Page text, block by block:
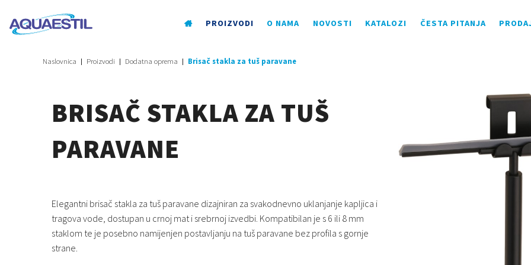
PROIZVODI O NAMA NOVOSTI KATALOZI ČESTA PITANJA
Naslovnica Proizvodi Dodatna oprema Brisač stakla za tuš paravane
BRISAČ STAKLA ZA TUŠ
PARAVANE
Elegantni brisač stakla za tuš paravane dizajniran za svakodnevno uklanjanje kapljica i
tragova vode, dostupan u crnoj mat i srebrnoj izvedbi. Kompatibilan je s 6 ili 8 mm
staklom te je posebno namijenjen postavljanju na tuš paravane bez profila s gornje
strane.